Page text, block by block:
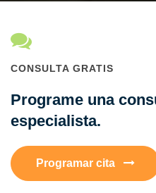
CONSULTA GRATIS
Programe una
especialista.
Programar cita